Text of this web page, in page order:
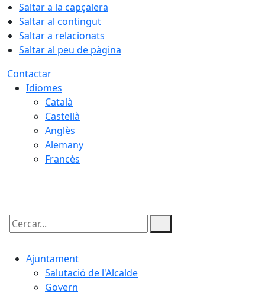
Saltar a la capçalera
Saltar al contingut
Saltar a relacionats
Saltar al peu de pàgina
Contactar
Idiomes
Català
Castellà
Anglès
Alemany
Francès
Cercar:
Ajuntament
Salutació de l'Alcalde
Govern